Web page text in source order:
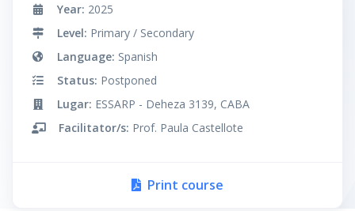
Year: 2025
Level: Primary / Secondary
Language: Spanish
Status: Postponed
Lugar: ESSARP - Deheza 3139, CABA
Facilitator/s: Prof. Paula Castellote
Print course